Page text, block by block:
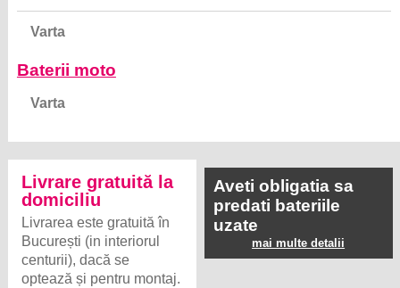
Varta
Baterii moto
Varta
Livrare gratuită la
domiciliu
Livrarea este gratuită în
București (in interiorul
centurii), dacă se
optează și pentru montaj.
Aveti obligatia sa
predati bateriile
uzate
mai multe detalii